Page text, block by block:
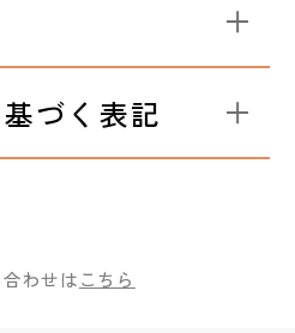
づく表記
わせはこちら